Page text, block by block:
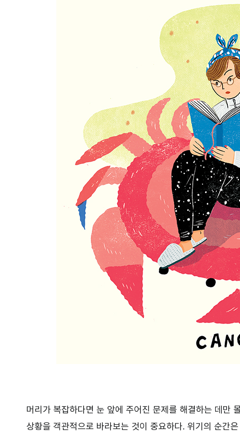
머리가 복잡하다면 눈 앞에 주어진 문제를 해결하는 데만
상황을 객관적으로 바라보는 것이 중요하다. 위기의 순간